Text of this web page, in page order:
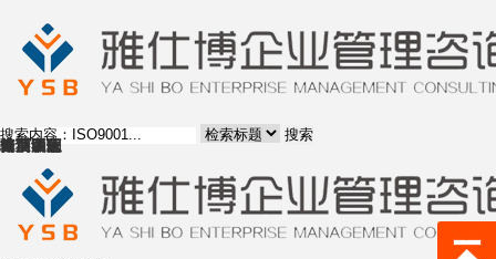
搜索
首页
体系认证
验厂管家
咨询服务
培训课程
成功案例
精英团队
行业动态
资料下载
关于我们